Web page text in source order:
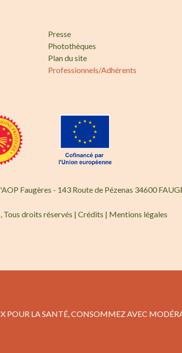
Presse
Photothèques
Plan du site
Professionnels/Adhérents
Faugères - 143 Route de Pézenas 34600
Tous droits réservés | Crédits | Mentions légales
POUR LA SANTÉ, CONSOMMEZ AVEC